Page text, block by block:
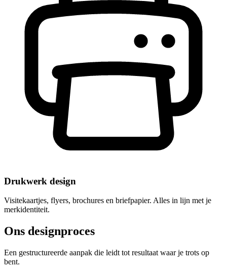
Drukwerk design
Visitekaartjes, flyers, brochures en briefpapier. Alles in lijn met je
merkidentiteit.
Ons designproces
Een gestructureerde aanpak die leidt tot resultaat waar je trots op
bent.